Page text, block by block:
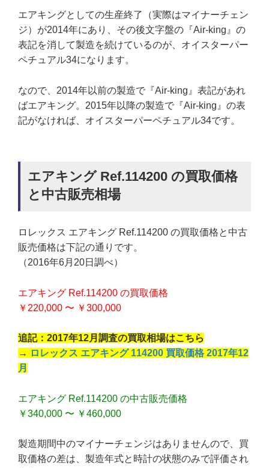
エアキングとしての生産終了（実際はマイナーチェン
ジ）が2014年にあり、その後文字盤の『Air-king』の
表記を消して製造を続けているのが、オイスターパー
ペチュアル34になります。
なので、2014年以前の製造で『Air-king』表記があれ
ばエアキング。2015年以降の製造で『Air-king』の表
記がなければ、オイスターパーペチュアル34です。
エアキング Ref.114200 の買取価格
と中古販売相場
ロレックス エアキング Ref.114200 の買取価格と中古
販売価格は下記の通りです。
（2016年6月20日調べ）
エアキング Ref.114200 の買取価格
￥220,000 〜 ￥300,000
追記：2017年12月調査の買取相場はこちら
→ ロレックス エアキング 114200 買取価格 2017年12
月
エアキング Ref.114200 の中古販売価格
￥340,000 〜 ￥460,000
製造期間中のマイナーチェンジはありませんので、買
取価格の差は、製造年式と時計の状態のみで評価され